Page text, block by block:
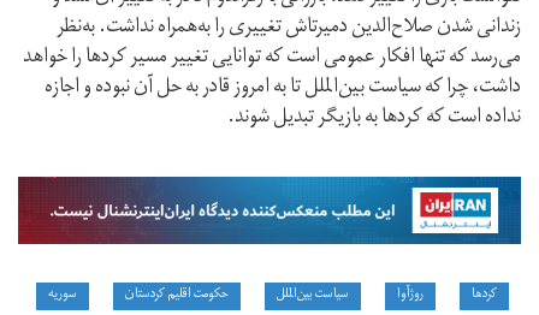
زندانی شدن صلاح‌الدین دمیرتاش تغییری را به‌همراە نداشت. بە‌نظر
می‌رسد کە تنها افکار عمومی است کە توانایی تغییر مسیر کردها را خواهد
داشت، چرا کە سیاست بین‌الملل تا بە امروز قادر بە حل آن نبودە و اجازە
ندادە است کە کردها بە بازیگر تبدیل شوند.
کردها روژآوا سیاست بین‌الملل حکومت اقلیم کردستان سوریه